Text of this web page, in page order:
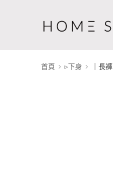
首頁 ▹下身 ｜長褲